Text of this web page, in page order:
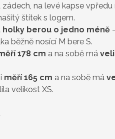
na levé kapse
štítek s logem.
berou o jedno méně
běžně nosící M bere S.
178 cm a na sobě má
měří 165 cm a na sobě má
velikost XS.